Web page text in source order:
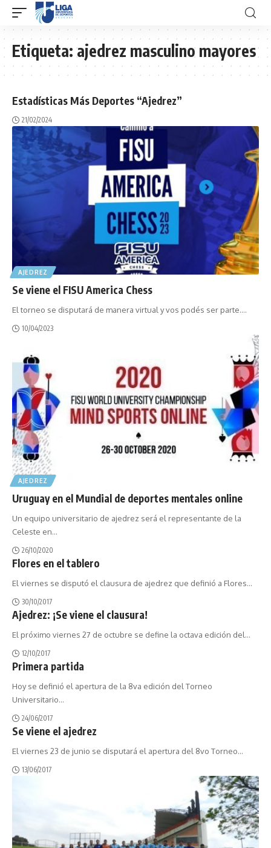
Etiqueta:ajedrez masculino mayores
Estadísticas Más Deportes “Ajedrez”
21/02/2024
AJEDREZ
Se viene el FISU America Chess
El torneo se disputará de manera virtual y vos podés ser parte.…
10/04/2023
AJEDREZ
Uruguay en el Mundial de deportes mentales online
Un equipo universitario de ajedrez será el representante de la
Celeste en…
26/10/2020
Flores en el tablero
El viernes se disputó el clausura de ajedrez que definió a Flores…
30/10/2017
Ajedrez: ¡Se viene el clausura!
El próximo viernes 27 de octubre se define la octava edición del…
12/10/2017
Primera partida
Hoy se definió el apertura de la 8va edición del Torneo
Universitario…
24/06/2017
Se viene el ajedrez
El viernes 23 de junio se disputará el apertura del 8vo Torneo…
13/06/2017